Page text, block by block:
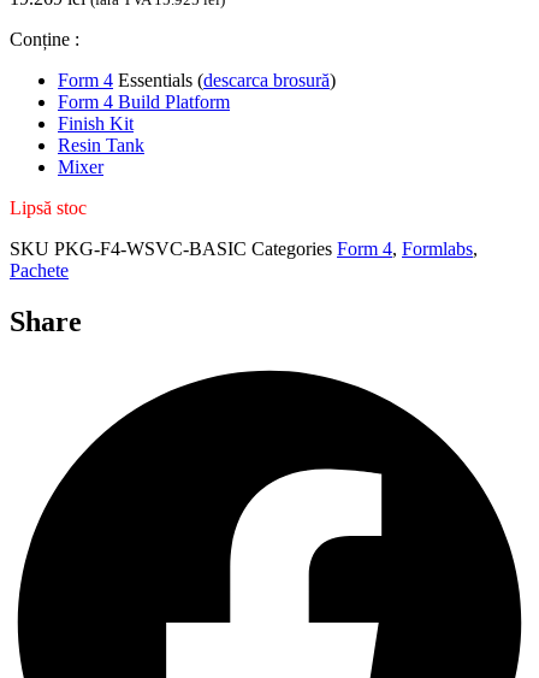
Conține :
Form 4 Essentials (descarca brosură)
Form 4 Build Platform
Finish Kit
Resin Tank
Mixer
Lipsă stoc
SKU PKG-F4-WSVC-BASIC Categories Form 4, Formlabs,
Pachete
Share